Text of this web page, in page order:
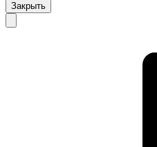
Закрыть